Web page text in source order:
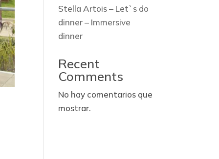
Stella Artois – Let`s do
dinner – Immersive
dinner
Recent
Comments
No hay comentarios que
mostrar.